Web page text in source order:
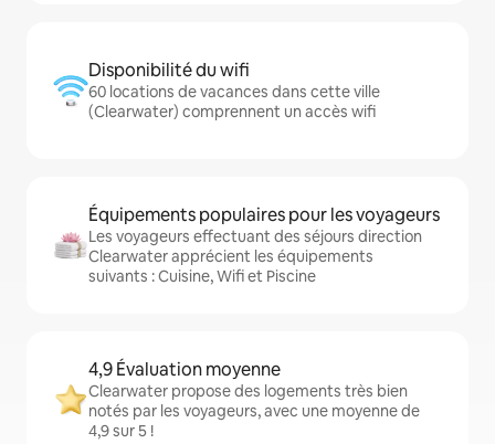
Disponibilité du wifi
60 locations de vacances dans cette ville
(Clearwater) comprennent un accès wifi
Équipements populaires pour les voyageurs
Les voyageurs effectuant des séjours direction
Clearwater apprécient les équipements
suivants : Cuisine, Wifi et Piscine
4,9 Évaluation moyenne
Clearwater propose des logements très bien
notés par les voyageurs, avec une moyenne de
4,9 sur 5 !